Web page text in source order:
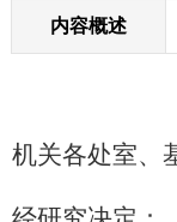
内容概述
机关各处室、